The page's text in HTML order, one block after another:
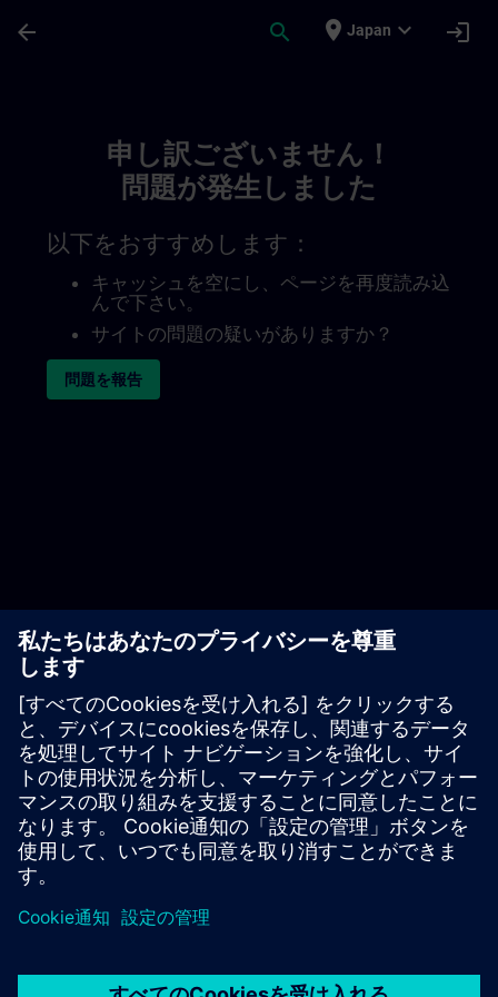
arrow_back search place Japan expand_more login
申し訳ございません！
問題が発生しました
以下をおすすめします：
キャッシュを空にし、ページを再度読み込
んで下さい。
サイトの問題の疑いがありますか？
問題を報告